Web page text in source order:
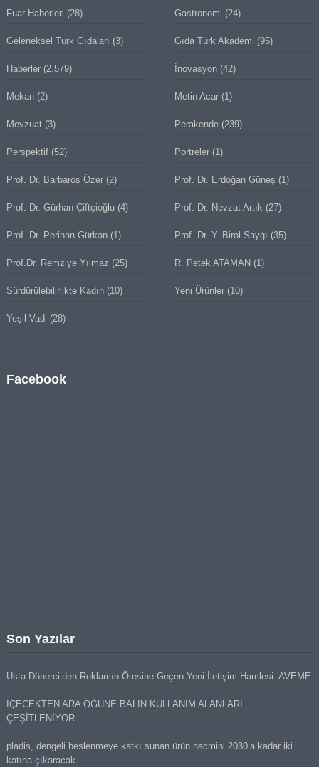
Fuar Haberleri (28) Gastronomi (24)
Geleneksel Türk Gıdaları (3) Gıda Türk Akademi (95)
Haberler(2.579) İnovasyon (42)
Mekan(2) Metin Acar (1)
Mevzuat(3) Perakende (239)
Perspektif(52) Portreler (1)
Prof. Dr. Barbaros Özer(2) Prof. Dr. Erdoğan Güneş (1)
Prof. Dr. Gürhan Çiftçioğlu(4) Prof. Dr. Nevzat Artık (27)
Prof. Dr. Perihan Gürkan(1) Prof. Dr. Y. Birol Saygı (35)
Prof.Dr. Remziye Yılmaz (25) R. Petek ATAMAN (1)
Sürdürülebilirlikte Kadın(10) Yeni Ürünler (10)
Yeşil Vadi (28)
Facebook
Son Yazılar
Usta Dönerci’den Reklamın Ötesine Geçen Yeni İletişim Hamlesi: AVEME
İÇECEKTEN ARA ÖĞÜNE BALIN KULLANIM ALANLARI
ÇEŞİTLENİYOR
pladis, dengeli beslenmeye katkı sunan ürün hacmini 2030’a kadar iki
katına çıkaracak